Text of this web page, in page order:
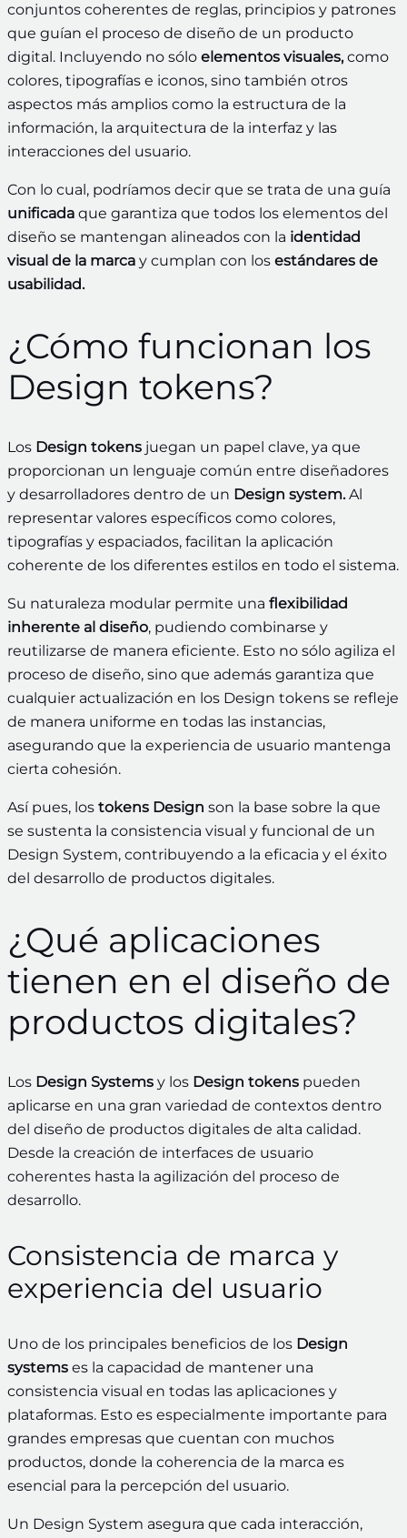
conjuntos coherentes de reglas, principios y patrones
que guían el proceso de diseño de un producto
digital. Incluyendo no sólo elementos visuales,como
colores, tipografías e iconos, sino también otros
aspectos más amplios como la estructura de la
información, la arquitectura de la interfaz y las
interacciones del usuario.
Con lo cual, podríamos decir que se trata de una guía
unificada que garantiza que todos los elementos del
diseño se mantengan alineados con la identidad
visual de la marca y cumplan con los estándares de
usabilidad.
¿Cómo funcionan los
Design tokens?
Los Design tokens juegan un papel clave, ya que
proporcionan un lenguaje común entre diseñadores
y desarrolladores dentro de un Design system.Al
representar valores específicos como colores,
tipografías y espaciados, facilitan la aplicación
coherente de los diferentes estilos en todo el sistema.
Su naturaleza modular permite una flexibilidad
inherente al diseño, pudiendo combinarse y
reutilizarse de manera eficiente. Esto no sólo agiliza el
proceso de diseño, sino que además garantiza que
cualquier actualización en los Design tokens se refleje
de manera uniforme en todas las instancias,
asegurando que la experiencia de usuario mantenga
cierta cohesión.
Así pues, los tokens Design son la base sobre la que
se sustenta la consistencia visual y funcional de un
Design System, contribuyendo a la eficacia y el éxito
del desarrollo de productos digitales.
¿Qué aplicaciones
tienen en el diseño de
productos digitales?
Los Design Systems y los Design tokens pueden
aplicarse en una gran variedad de contextos dentro
del diseño de productos digitales de alta calidad.
Desde la creación de interfaces de usuario
coherentes hasta la agilización del proceso de
desarrollo.
Consistencia de marca y
experiencia del usuario
Uno de los principales beneficios de los Design
systems es la capacidad de mantener una
consistencia visual en todas las aplicaciones y
plataformas. Esto es especialmente importante para
grandes empresas que cuentan con muchos
productos, donde la coherencia de la marca es
esencial para la percepción del usuario.
Un Design System asegura que cada interacción,